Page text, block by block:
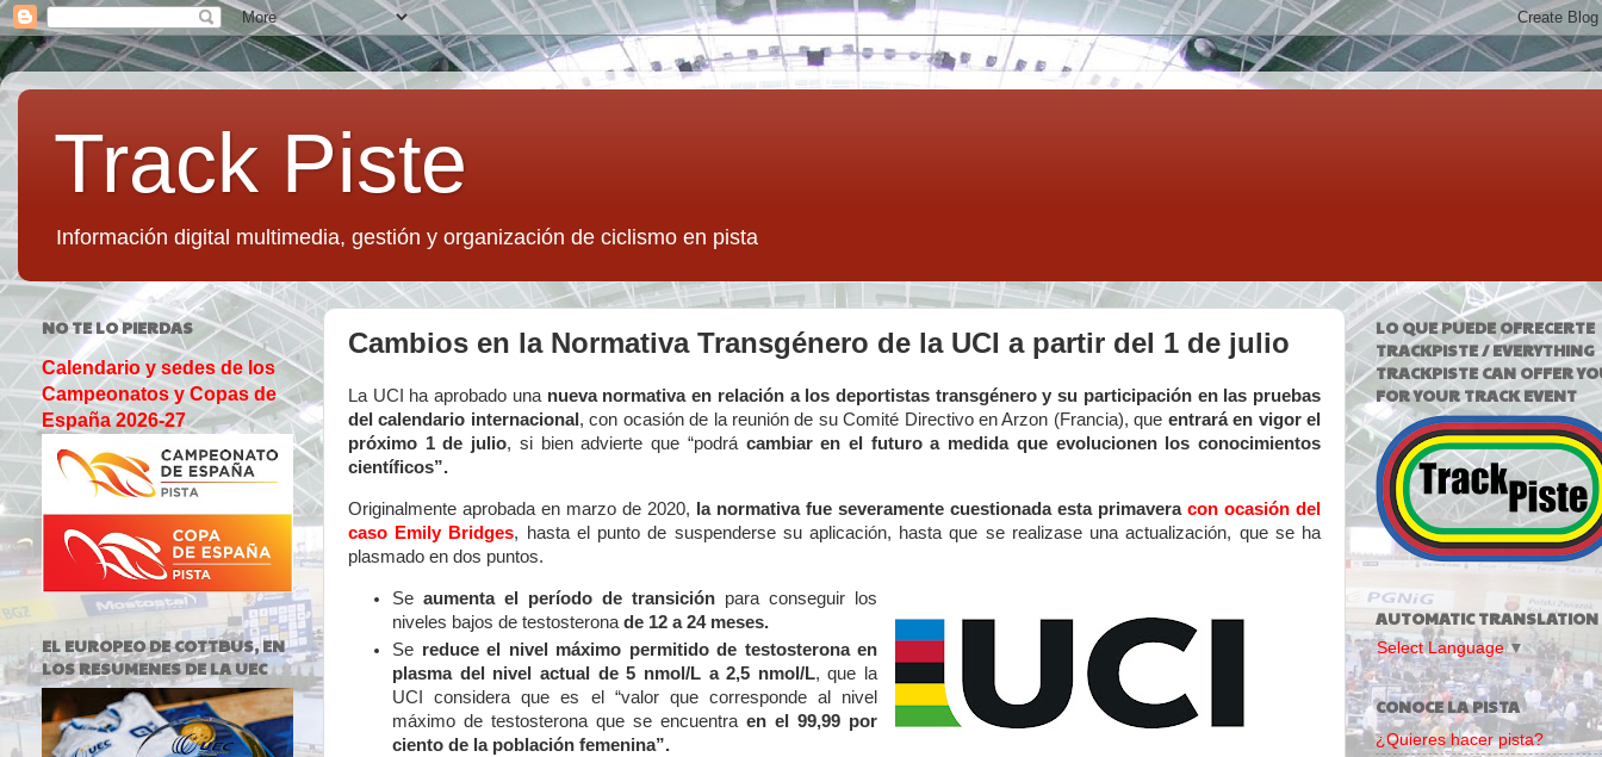
Track Piste
Información digital multimedia, gestión y organización de ciclismo en pista
Cambios en la Normativa Transgénero de la UCI a partir del 1 de julio
La UCI ha aprobado una nueva normativa en relación a los deportistas transgénero y su participación en las pruebas
del calendario internacional , con ocasión de la reunión de su Comité Directivo en Arzon (Francia), que entrará en vigor el
próximo 1 de julio, si bien advierte que “podrá cambiar en el futuro a medida que evolucionen los conocimientos
científicos”.
Originalmente aprobada en marzo de 2020, la normativa fue severamente cuestionada esta primavera con ocasión del
caso Emily Bridges, hasta el punto de suspenderse su aplicación, hasta que se realizase una actualización, que se ha
plasmado en dos puntos.
Seaumenta el período de transición para conseguir los
niveles bajos de testosteronade 12 a 24 meses.
Se reduce el nivel máximo permitido de testosterona en
plasma del nivel actual de 5 nmol/L a 2,5 nmol/L, que la
UCI considera que es el “valor que corresponde al nivel
máximo de testosterona que se encuentraen el 99,99 por
ciento de la población femenina”.
NO TE LO PIERDAS
Calendario y sedes de los
Campeonatos y Copas de
España 2026-27
EL EUROPEO DE COTTBUS, EN
LOS RESUMENES DE LA UEC
LO QUE PUEDE OFRECERTE
TRACKPISTE / EVERYTHING
TRACKPISTE CAN OFFER
FOR YOUR TRACK EVENT
AUTOMATIC TRANSLATION
Select Language ▼
CONOCE LA PISTA
¿Quieres hacer pista?